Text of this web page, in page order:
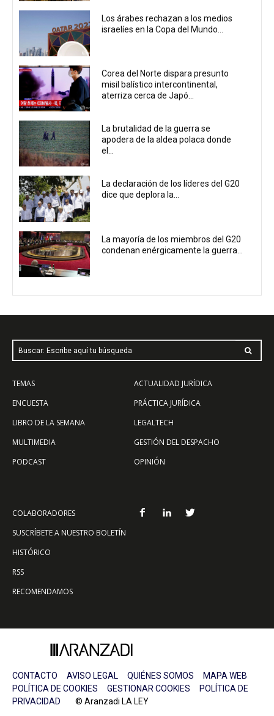
Los árabes rechazan a los medios
israelíes en la Copa del Mundo...
Corea del Norte dispara presunto
misil balístico intercontinental,
aterriza cerca de Japó...
La brutalidad de la guerra se
apodera de la aldea polaca donde
el...
La declaración de los líderes del G20
dice que deplora la...
La mayoría de los miembros del G20
condenan enérgicamente la guerra...
Buscar: Escribe aquí tu búsqueda
TEMAS
ENCUESTA
LIBRO DE LA SEMANA
MULTIMEDIA
PODCAST
ACTUALIDAD JURÍDICA
PRÁCTICA JURÍDICA
LEGALTECH
GESTIÓN DEL DESPACHO
OPINIÓN
COLABORADORES
SUSCRÍBETE A NUESTRO BOLETÍN
HISTÓRICO
RSS
RECOMENDAMOS
CONTACTO AVISO LEGAL QUIÉNES SOMOS
MAPA WEB
POLÍTICA DE COOKIES
GESTIONAR COOKIES
POLÍTICA DE
PRIVACIDAD © Aranzadi LA LEY